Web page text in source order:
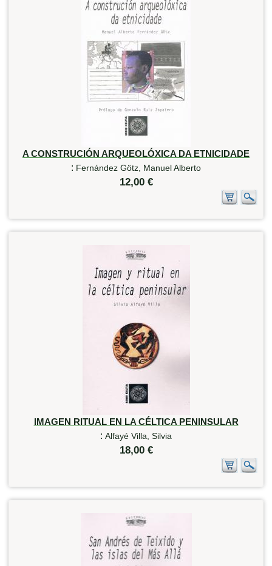
A CONSTRUCIÓN ARQUEOLÓXICA DA ETNICIDADE
: Fernández Götz, Manuel Alberto
12,00 €
IMAGEN RITUAL EN LA CÉLTICA PENINSULAR
: Alfayé Villa, Silvia
18,00 €